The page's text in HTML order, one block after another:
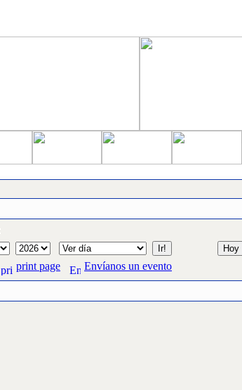
print page Envíanos un evento